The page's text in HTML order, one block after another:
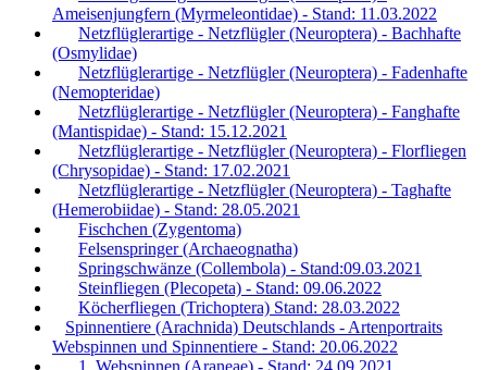
Ameisenjungfern (Myrmeleontidae) - Stand: 11.03.2022
Netzflüglerartige - Netzflügler (Neuroptera) - Bachhafte
(Osmylidae)
Netzflüglerartige - Netzflügler (Neuroptera) - Fadenhafte
(Nemopteridae)
Netzflüglerartige - Netzflügler (Neuroptera) - Fanghafte
(Mantispidae) - Stand: 15.12.2021
Netzflüglerartige - Netzflügler (Neuroptera) - Florfliegen
(Chrysopidae) - Stand: 17.02.2021
Netzflüglerartige - Netzflügler (Neuroptera) - Taghafte
(Hemerobiidae) - Stand: 28.05.2021
Fischchen (Zygentoma)
Felsenspringer (Archaeognatha)
Springschwänze (Collembola) - Stand:09.03.2021
Steinfliegen (Plecopeta) - Stand: 09.06.2022
Köcherfliegen (Trichoptera) Stand: 28.03.2022
Spinnentiere (Arachnida) Deutschlands - Artenportraits
Webspinnen und Spinnentiere - Stand: 20.06.2022
1. Webspinnen (Araneae) - Stand: 24.09.2021